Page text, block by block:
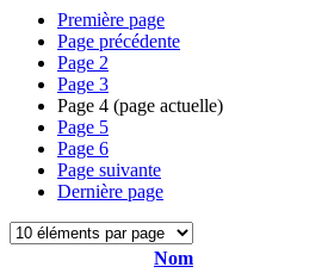
Première page
Page précédente
Page 2
Page 3
Page 4 (page actuelle)
Page 5
Page 6
Page suivante
Dernière page
Nom